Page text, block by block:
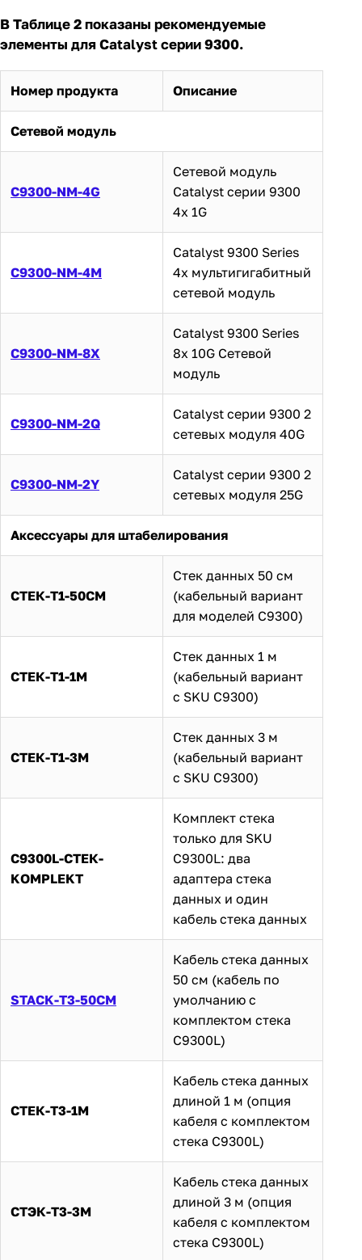
В Таблице 2 показаны рекомендуемые
элементы для Catalyst серии 9300.
Номер продукта Описание
Сетевой модуль
C9300-NM-4G
Сетевой модуль
Catalyst серии 9300
4x 1G
C9300-NM-4M
Catalyst 9300 Series
4x мультигигабитный
сетевой модуль
C9300-NM-8X
Catalyst 9300 Series
8x 10G Сетевой
модуль
C9300-NM-2Q
Catalyst серии 9300 2
сетевых модуля 40G
C9300-NM-2Y
Catalyst серии 9300 2
сетевых модуля 25G
Аксессуары для штабелирования
СТЕК-T1-50CM
Стек данных 50 см
(кабельный вариант
для моделей C9300)
СТЕК-Т1-1М
Стек данных 1 м
(кабельный вариант
с SKU C9300)
СТЕК-Т1-3М
Стек данных 3 м
(кабельный вариант
с SKU C9300)
C9300L-СТЕК-
KOMPLEKT
Комплект стека
только для SKU
C9300L: два
адаптера стека
данных и один
кабель стека данных
STACK-T3-50CM
Кабель стека данных
50 см (кабель по
умолчанию с
комплектом стека
C9300L)
СТЕК-Т3-1М
Кабель стека данных
длиной 1 м (опция
кабеля с комплектом
стека C9300L)
СТЭК-Т3-3М
Кабель стека данных
длиной 3 м (опция
кабеля с комплектом
стека C9300L)